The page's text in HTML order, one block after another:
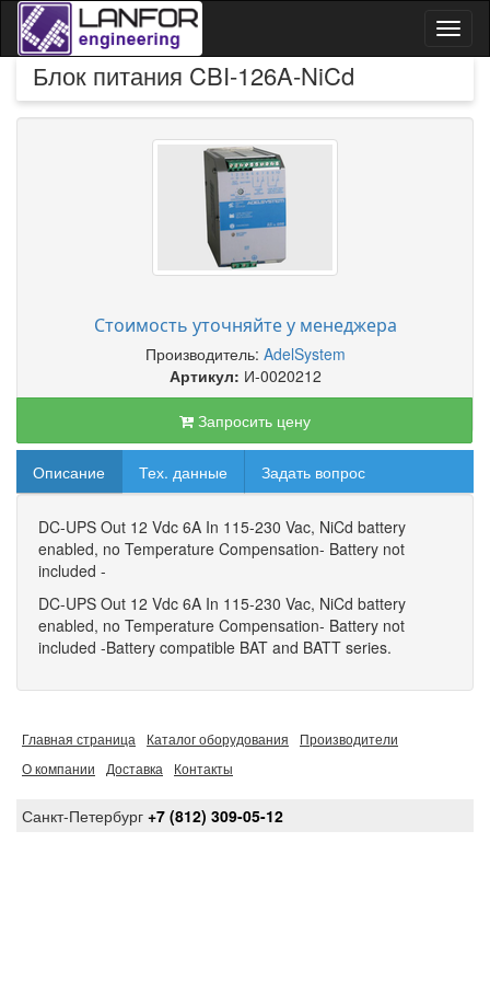
Блок питания CBI-126A-NiCd
Стоимость уточняйте у менеджера
Производитель: AdelSystem
Артикул: И-0020212
Запросить цену
Описание Тех. данные Задать вопрос
DC-UPS Out 12 Vdc 6A In 115-230 Vac, NiCd battery
enabled, no Temperature Compensation- Battery not
included -
DC-UPS Out 12 Vdc 6A In 115-230 Vac, NiCd battery
enabled, no Temperature Compensation- Battery not
included -Battery compatible BAT and BATT series.
Главная страница Каталог оборудования
Производители
О компании
Доставка Контакты
Санкт-Петербург +7 (812) 309-05-12